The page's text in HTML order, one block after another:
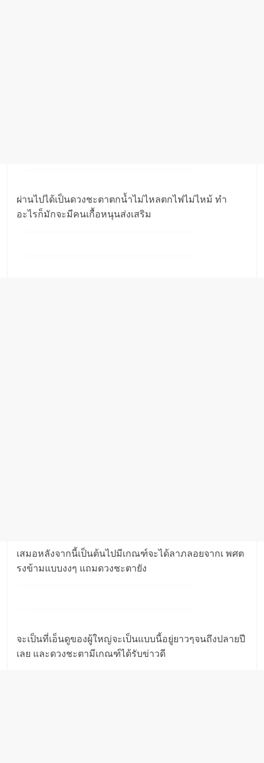
ผ่านไปได้เป็นดวงชะตาตกน้ำไม่ไหลตกไฟไม่ไหม้ ทำ
อะไรก็มักจะมีคนเกื้อหนุนส่งเสริม
เสมอหลังจากนี้เป็นต้นไปมีเกณฑ์จะได้ลาภลอยจากเ พศต
รงข้ามแบบงงๆ แถมดวงชะตายัง
จะเป็นที่เอ็นดูของผู้ใหญ่จะเป็นแบบนี้อยู่ยาวๆจนถึงปลายปี
เลย และดวงชะตามีเกณฑ์ได้รับข่าวดี